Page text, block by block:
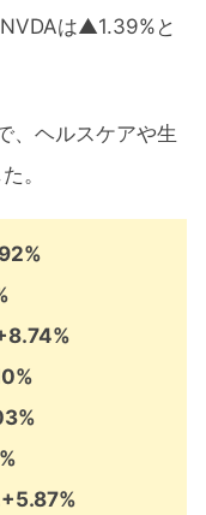
は▲1.39%と
、ヘルスケアや生
。